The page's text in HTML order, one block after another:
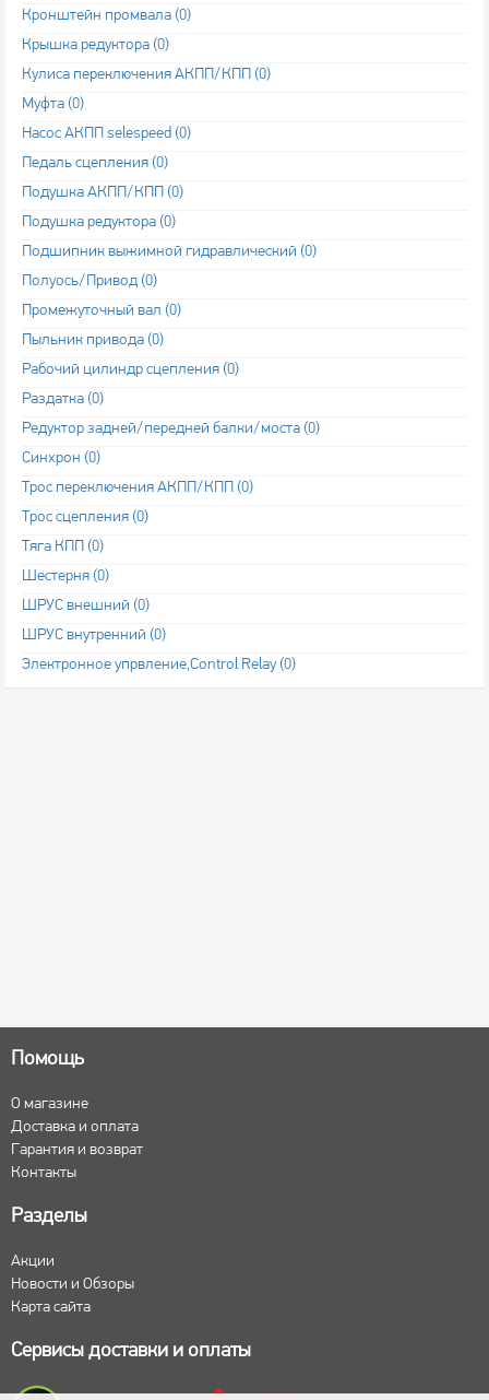
Кронштейн промвала (0)
Крышка редуктора (0)
Кулиса переключения АКПП/КПП (0)
Муфта (0)
Насос АКПП selespeed (0)
Педаль сцепления (0)
Подушка АКПП/КПП (0)
Подушка редуктора (0)
Подшипник выжимной гидравлический (0)
Полуось/Привод (0)
Промежуточный вал (0)
Пыльник привода (0)
Рабочий цилиндр сцепления (0)
Раздатка (0)
Редуктор задней/передней балки/моста (0)
Синхрон (0)
Трос переключения АКПП/КПП (0)
Трос сцепления (0)
Тяга КПП (0)
Шестерня (0)
ШРУС внешний (0)
ШРУС внутренний (0)
Электронное упрвление,Control Relay (0)
Помощь
О магазине
Доставка и оплата
Гарантия и возврат
Контакты
Разделы
Акции
Новости и Обзоры
Карта сайта
Сервисы доставки и оплаты